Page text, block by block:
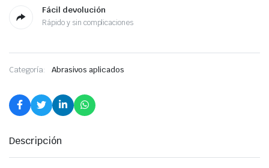
Fácil devolución
Rápido y sin complicaciones
Categoría: Abrasivos aplicados
Descripción